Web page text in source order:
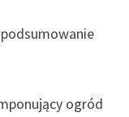
ogród